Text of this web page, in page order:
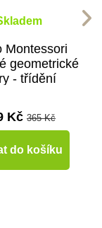
Montessori
geometrické
- třídění
Kč 365 Kč
do košíku